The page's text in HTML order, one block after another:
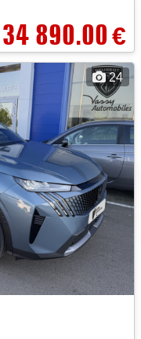
34 890.00€
24